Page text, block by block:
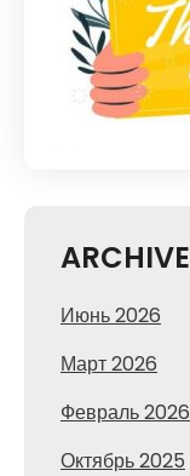
Июнь 2026
Март 2026
Февраль 2026
Октябрь 2025